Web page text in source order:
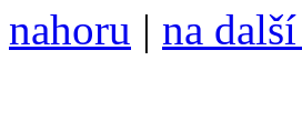
nahoru | na